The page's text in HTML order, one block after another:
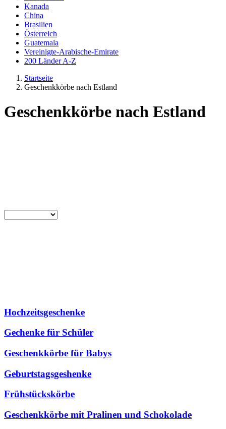
Kanada
China
Brasilien
Österreich
Guatemala
Vereinigte-Arabische-Emirate
200 Länder A-Z
Startseite
Geschenkkörbe nach Estland
Geschenkkörbe nach Estland
Hochzeitsgeschenke
Gechenke für Schüler
Geschenkkörbe für Babys
Geburtstagsgeshenke
Frühstückskörbe
Geschenkkörbe mit Pralinen und Schokolade